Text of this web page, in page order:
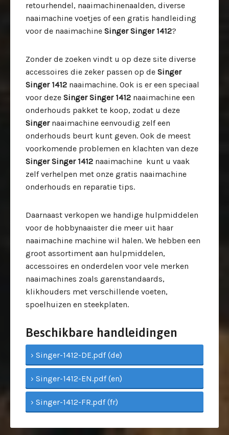
retourhendel, naaimachinenaalden, diverse
naaimachine voetjes of een gratis handleiding
voor de naaimachine Singer Singer 1412?
Zonder de zoeken vindt u op deze site diverse
accessoires die zeker passen op de Singer
Singer 1412 naaimachine. Ook is er een speciaal
voor deze Singer Singer 1412 naaimachine een
onderhouds pakket te koop, zodat u deze
Singernaaimachine eenvoudig zelf een
onderhouds beurt kunt geven. Ook de meest
voorkomende problemen en klachten van deze
Singer Singer 1412 naaimachine kunt u vaak
zelf verhelpen met onze gratis naaimachine
onderhouds en reparatie tips.
Daarnaast verkopen we handige hulpmiddelen
voor de hobbynaaister die meer uit haar
naaimachine machine wil halen. We hebben een
groot assortiment aan hulpmiddelen,
accessoires en onderdelen voor vele merken
naaimachines zoals garenstandaards,
klikhouders met verschillende voeten,
spoelhuizen en steekplaten.
Beschikbare handleidingen
› Singer-1412-DE.pdf (de)
› Singer-1412-EN.pdf (en)
› Singer-1412-FR.pdf (fr)